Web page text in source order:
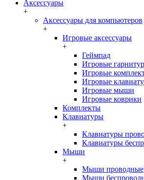
Аксессуары
+
Аксессуары для компьютеров
+
Игровые аксессуары
+
Геймпад
Игровые
Игровые
Игровые
Игровые мыши
Игровые коврики
Комплекты
Клавиатуры
+
Клавиатуры
Клавиатуры
Мыши
+
Мыши проводные
Мыши